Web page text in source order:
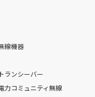
線機器
ランシーバー
力コミュニティ無線